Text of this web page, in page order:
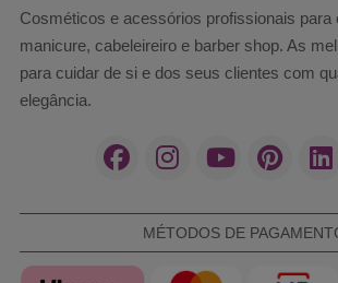
Cosméticos e acessórios profissionais para
manicure, cabeleireiro e barber shop. As
para cuidar de si e dos seus clientes com
elegância.
MÉTODOS DE